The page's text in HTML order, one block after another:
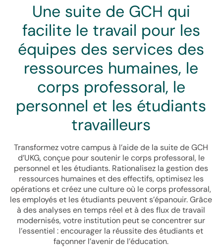
Une suite de GCH qui
facilite le travail pour les
équipes des services des
ressources humaines, le
corps professoral, le
personnel et les étudiants
travailleurs
Transformez votre campus à l’aide de la suite de GCH
d’UKG, conçue pour soutenir le corps professoral, le
personnel et les étudiants. Rationalisez la gestion des
ressources humaines et des effectifs, optimisez les
opérations et créez une culture où le corps professoral,
les employés et les étudiants peuvent s’épanouir. Grâce
à des analyses en temps réel et à des flux de travail
modernisés, votre institution peut se concentrer sur
l’essentiel : encourager la réussite des étudiants et
façonner l’avenir de l’éducation.